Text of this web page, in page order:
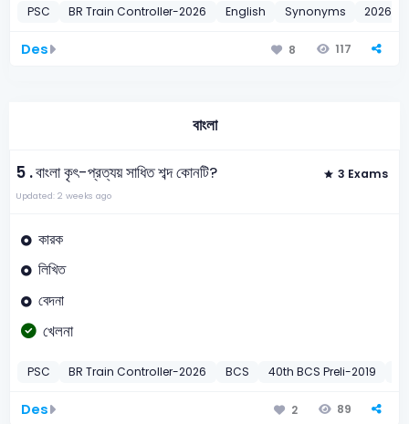
PSC BR Train Controller-2026 English Synonyms 2026
Des 8 117
বাংলা
5 .বাংলা কৃৎ-প্রত্যয় সাধিত শব্দ কোনটি? 3 Exams
Updated: 2 weeks ago
কারক
লিখিত
বেদনা
খেলনা
PSC BR Train Controller-2026 BCS 40th BCS Preli-2019
Des 2 89